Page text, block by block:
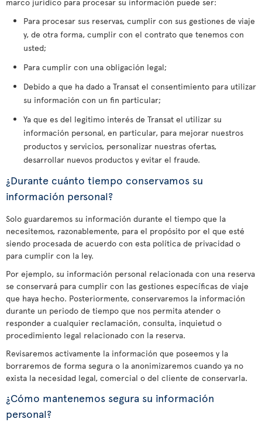
Para procesar sus reservas, cumplir con sus gestiones de viaje
y, de otra forma, cumplir con el contrato que tenemos con
usted;
Para cumplir con una obligación legal;
Debido a que ha dado a Transat el consentimiento para utilizar
su información con un fin particular;
Ya que es del legitimo interés de Transat el utilizar su
información personal, en particular, para mejorar nuestros
productos y servicios, personalizar nuestras ofertas,
desarrollar nuevos productos y evitar el fraude.
¿Durante cuánto tiempo conservamos su
información personal?
Solo guardaremos su información durante el tiempo que la
necesitemos, razonablemente, para el propósito por el que esté
siendo procesada de acuerdo con esta política de privacidad o
para cumplir con la ley.
Por ejemplo, su información personal relacionada con una reserva
se conservará para cumplir con las gestiones específicas de viaje
que haya hecho. Posteriormente, conservaremos la información
durante un periodo de tiempo que nos permita atender o
responder a cualquier reclamación, consulta, inquietud o
procedimiento legal relacionado con la reserva.
Revisaremos activamente la información que poseemos y la
borraremos de forma segura o la anonimizaremos cuando ya no
exista la necesidad legal, comercial o del cliente de conservarla.
¿Cómo mantenemos segura su información
personal?